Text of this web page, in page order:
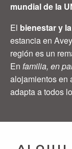
mundial de la
El bienestar y
estancia en
región es un
En familia, en
alojamientos en
adapta a todos